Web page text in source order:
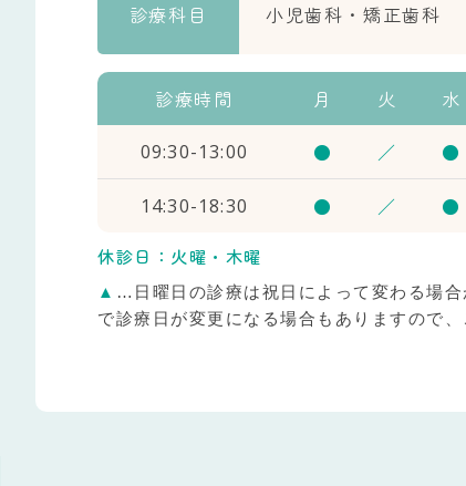
診療科目 小児歯科・矯正歯科
診療時間 月 火 水
09:30-13:00 ● ／ ●
14:30-18:30 ● ／ ●
休診日：火曜・木曜
▲ …日曜日の診療は祝日によって変わる場
で診療日が変更になる場合もありますので